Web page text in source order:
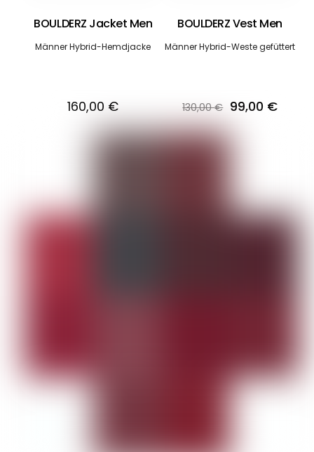
BOULDERZ Jacket Men
Männer Hybrid-Hemdjacke
160,00 €
BOULDERZ Vest Men
Männer Hybrid-Weste gefüttert
130,00€
Preis
99,00 €